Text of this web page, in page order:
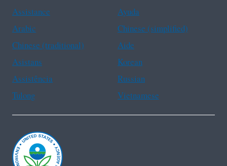
Assistance
Ayuda
Arabic
Chinese (simplified)
Chinese (traditional)
Aide
Asistans
Korean
Assistência
Russian
Tulong
Vietnamese